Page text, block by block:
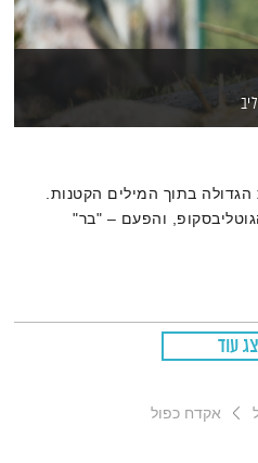
בתוך המילים הקטנות.
והפעם – "בר"
עוד
אקדח כפול